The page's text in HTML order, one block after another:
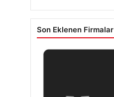
Son Eklenen Firmalar